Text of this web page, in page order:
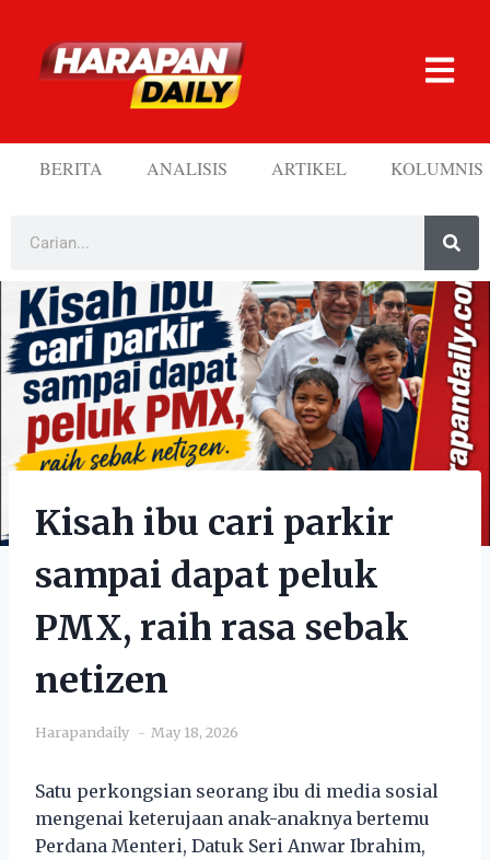
BERITA ANALISIS ARTIKEL KOLUMNIS
Kisah ibu cari parkir
sampai dapat peluk
PMX, raih rasa sebak
netizen
Harapandaily May 18, 2026
Satu perkongsian seorang ibu di media sosial
mengenai keterujaan anak-anaknya bertemu
Perdana Menteri, Datuk Seri Anwar Ibrahim,